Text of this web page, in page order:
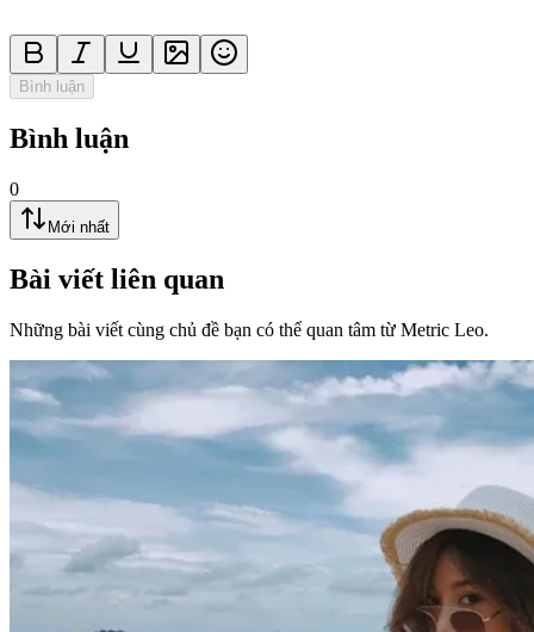
Bình luận
Bình luận
0
Mới nhất
Bài viết liên quan
Những bài viết cùng chủ đề bạn có thể quan tâm từ Metric Leo.